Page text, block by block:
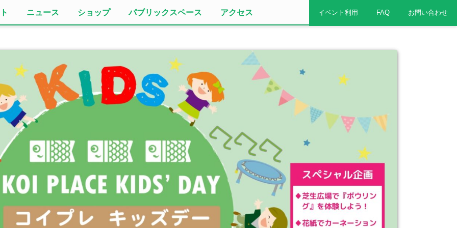
ニュース ショップ パブリックスペース アクセス イベント利用 FAQ お問い合わせ